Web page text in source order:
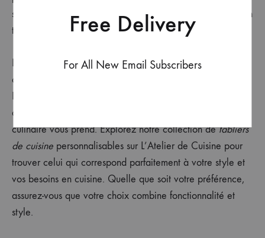
souvent sous-utilisé et garde votre tablier à portée de main
tout en étant discrètement rangé.
Le meilleur endroit pour accrocher votre tablier de cuisine
dépend de votre espace et de vos habitudes culinaires.
d’accéder facilement à votre tablier lorsque l’inspiration
culinaire vous prend. Explorez notre collection detabliers
de cuisine personnalisables sur L’Atelier de Cuisine pour
trouver celui qui correspond parfaitement à votre style et
vos besoins en cuisine. Quelle que soit votre préférence,
assurez-vous que votre choix combine fonctionnalité et
style.
Free Delivery
For All New Email Subscribers